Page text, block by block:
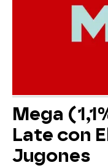
Mega
Late con
Jugones